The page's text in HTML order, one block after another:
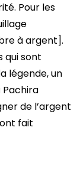
Pour les
à argent].
qui sont
légende, un
Pachira
de l’argent
fait